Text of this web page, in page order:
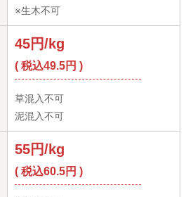
※生木不可
45円/kg
( 税込49.5円 )
草混入不可
泥混入不可
55円/kg
( 税込60.5円 )